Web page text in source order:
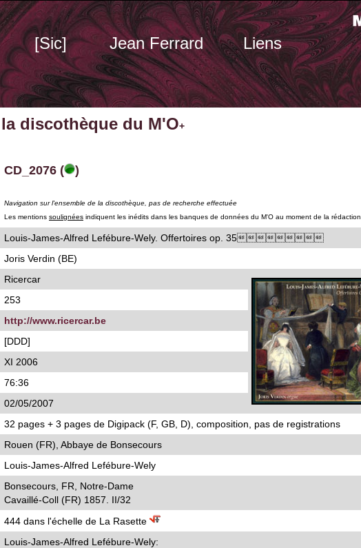
[Sic] Jean Ferrard Liens
discothèque du M'O+
CD_2076 ( )
Navigation sur l'ensemble de la discothèque, pas de recherche effectuée
Les mentions soulignées indiquent les inédits dans les banques de données du M'O au moment de la rédaction
Louis-James-Alfred Lefébure-Wely. Offertoires op. 35
Joris Verdin (BE)
Ricercar
253
http://www.ricercar.be
[DDD]
XI 2006
76:36
02/05/2007
32 pages + 3 pages de Digipack (F, GB, D), composition, pas de registrations
Rouen (FR), Abbaye de Bonsecours
Louis-James-Alfred Lefébure-Wely
Bonsecours, FR, Notre-Dame
Cavaillé-Coll (FR) 1857. II/32
444 dans l'échelle de La Rasette
Louis-James-Alfred Lefébure-Wely: